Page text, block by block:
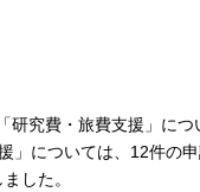
研究費・旅費支援」に
」については、12件の
した。